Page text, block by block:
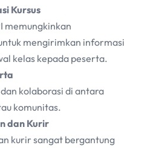
Kursus
memungkinkan
mengirimkan informasi
kelas kepada peserta.
kolaborasi di antara
komunitas.
dan Kurir
kurir sangat bergantung